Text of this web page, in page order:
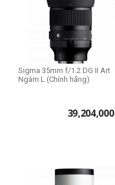
Sigma 35mm f/1.2 DG II Art
Ngàm L (Chính hãng)
39,204,000